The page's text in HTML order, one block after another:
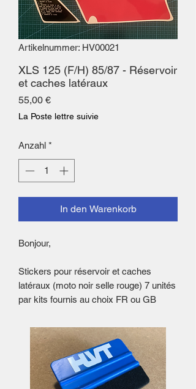
Artikelnummer: HV00021
XLS 125 (F/H) 85/87 - Réservoir
et caches latéraux
55,00 €Preis
La Poste lettre suivie
Anzahl *
In den Warenkorb
Bonjour,
Stickers pour réservoir et caches
latéraux (moto noir selle rouge) 7 unités
par kits fournis au choix FR ou GB